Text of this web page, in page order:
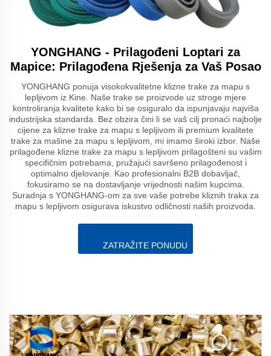
YONGHANG - Prilagođeni Loptari za
Mapice: Prilagođena Rješenja za Vaš Posao
YONGHANG ponuja visokokvalitetne klizne trake za mapu s
lepljivom iz Kine. Naše trake se proizvode uz stroge mjere
kontroliranja kvalitete kako bi se osiguralo da ispunjavaju najviša
industrijska standarda. Bez obzira čini li se vaš cilj pronaći najbolje
cijene za klizne trake za mapu s lepljivom ili premium kvalitete
trake za mašine za mapu s lepljivom, mi imamo široki izbor. Naše
prilagođene klizne trake za mapu s lepljivom prilagošteni su vašim
specifičnim potrebama, pružajući savršeno prilagođenost i
optimalno djelovanje. Kao profesionalni B2B dobavljač,
fokusiramo se na dostavljanje vrijednosti našim kupcima.
Suradnja s YONGHANG-om za sve vaše potrebe kliznih traka za
mapu s lepljivom osigurava iskustvo odličnosti naših proizvoda.
ZATRAŽITE PONUDU